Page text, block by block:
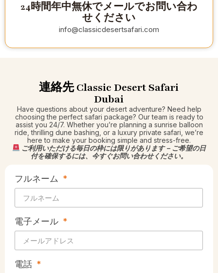
24時間年中無休でメールでお問い合わ
せください
info@classicdesertsafari.com
連絡先 Classic Desert Safari
Dubai
Have questions about your desert adventure? Need help
choosing the perfect safari package? Our team is ready to
assist you 24/7. Whether you’re planning a sunrise balloon
ride, thrilling dune bashing, or a luxury private safari, we’re
here to make your booking simple and stress-free.
ご利用いただける毎日の枠には限りがあります – ご希望の日
付を確保するには、今すぐお問い合わせください。
フルネーム
電子メール
電話